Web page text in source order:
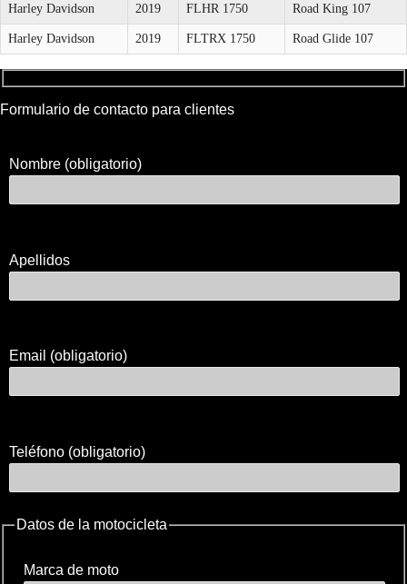
Harley Davidson 2019 FLHR 1750 Road King 107
Harley Davidson 2019 FLTRX 1750 Road Glide 107
Formulario de contacto para clientes
Nombre (obligatorio)
Apellidos
Email (obligatorio)
Teléfono (obligatorio)
Datos de la motocicleta
Marca de moto